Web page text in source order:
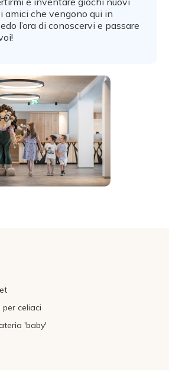
amici che vengono qui in
l’ora di conoscervi e passare
celiaci
'baby'